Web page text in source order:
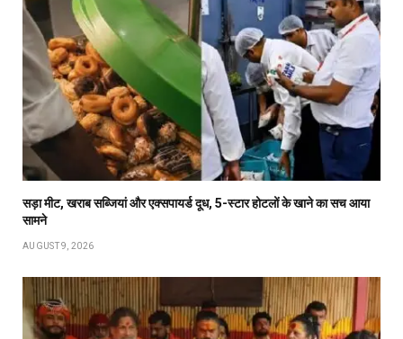
सड़ा मीट, खराब सब्जियां और एक्सपायर्ड दूध, 5-स्टार होटलों के खाने का सच आया
सामने
AUGUST 9, 2026